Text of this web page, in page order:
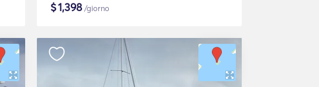
$1,398/giorno